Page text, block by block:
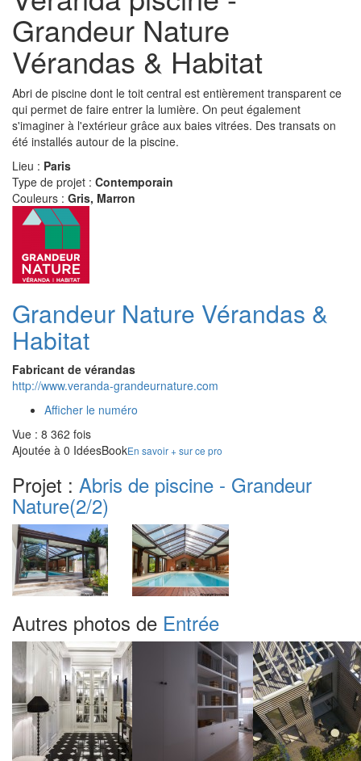
Grandeur Nature
Vérandas & Habitat
Abri de piscine dont le toit central est entièrement transparent ce
qui permet de faire entrer la lumière. On peut également
s'imaginer à l'extérieur grâce aux baies vitrées. Des transats on
été installés autour de la piscine.
Lieu : Paris
Type de projet : Contemporain
Couleurs : Gris, Marron
Grandeur Nature Vérandas &
Habitat
Fabricant de vérandas
http://www.veranda-grandeurnature.com
Afficher le numéro
Vue : 8 362 fois
Ajoutée à 0 IdéesBookEn savoir + sur ce pro
Projet : Abris de piscine - Grandeur
Nature(2/2)
Autres photos de Entrée